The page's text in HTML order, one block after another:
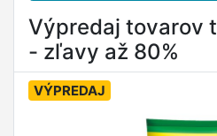
Výpredaj tovarov
- zľavy až 80%
VÝPREDAJ